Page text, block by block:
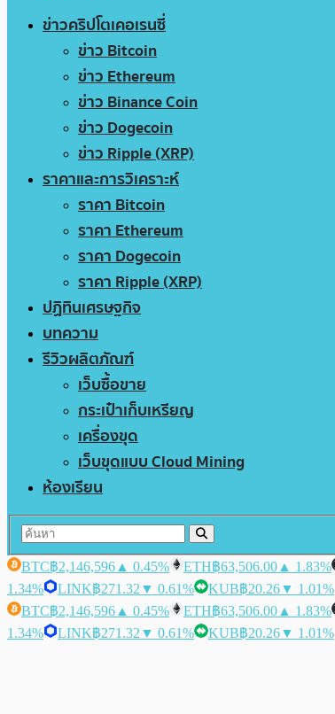
ข่าวคริปโตเคอเรนซี่
ข่าว Bitcoin
ข่าว Ethereum
ข่าว Binance Coin
ข่าว Dogecoin
ข่าว Ripple (XRP)
ราคาและการวิเคราะห์
ราคา Bitcoin
ราคา Ethereum
ราคา Dogecoin
ราคา Ripple (XRP)
ปฏิทินเศรษฐกิจ
บทความ
รีวิวผลิตภัณฑ์
เว็บซื้อขาย
กระเป๋าเก็บเหรียญ
เครื่องขุด
เว็บขุดแบบ Cloud Mining
ห้องเรียน
BTC฿2,146,596 ▲ 0.45% ETH฿63,506.00 ▲ 1.83%
1.34%
LINK฿271.32 ▼ 0.61% KUB฿20.26▼ 1.01%
BTC฿2,146,596 ▲ 0.45% ETH฿63,506.00 ▲ 1.83%
1.34%
LINK฿271.32 ▼ 0.61% KUB฿20.26▼ 1.01%